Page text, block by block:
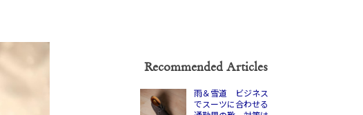
Recommended Articles
雨＆雪道 ビジネス
でスーツに合わせる